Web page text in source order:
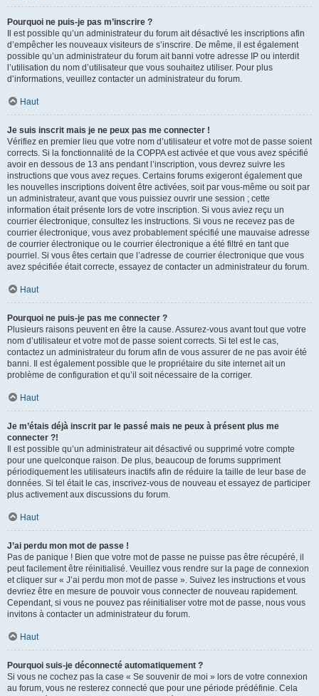
Pourquoi ne puis-je pas m’inscrire ?
Il est possible qu’un administrateur du forum ait désactivé les inscriptions afin
d’empêcher les nouveaux visiteurs de s’inscrire. De même, il est également
possible qu’un administrateur du forum ait banni votre adresse IP ou interdit
l’utilisation du nom d’utilisateur que vous souhaitez utiliser. Pour plus
d’informations, veuillez contacter un administrateur du forum.
Haut
Je suis inscrit mais je ne peux pas me connecter !
Vérifiez en premier lieu que votre nom d’utilisateur et votre mot de passe soient
corrects. Si la fonctionnalité de la COPPA est activée et que vous avez spécifié
avoir en dessous de 13 ans pendant l’inscription, vous devrez suivre les
instructions que vous avez reçues. Certains forums exigeront également que
les nouvelles inscriptions doivent être activées, soit par vous-même ou soit par
un administrateur, avant que vous puissiez ouvrir une session ; cette
information était présente lors de votre inscription. Si vous aviez reçu un
courrier électronique, consultez les instructions. Si vous ne recevez pas de
courrier électronique, vous avez probablement spécifié une mauvaise adresse
de courrier électronique ou le courrier électronique a été filtré en tant que
pourriel. Si vous êtes certain que l’adresse de courrier électronique que vous
avez spécifiée était correcte, essayez de contacter un administrateur du forum.
Haut
Pourquoi ne puis-je pas me connecter ?
Plusieurs raisons peuvent en être la cause. Assurez-vous avant tout que votre
nom d’utilisateur et votre mot de passe soient corrects. Si tel est le cas,
contactez un administrateur du forum afin de vous assurer de ne pas avoir été
banni. Il est également possible que le propriétaire du site internet ait un
problème de configuration et qu’il soit nécessaire de la corriger.
Haut
Je m’étais déjà inscrit par le passé mais ne peux à présent plus me
connecter ?!
Il est possible qu’un administrateur ait désactivé ou supprimé votre compte
pour une quelconque raison. De plus, beaucoup de forums suppriment
périodiquement les utilisateurs inactifs afin de réduire la taille de leur base de
données. Si tel était le cas, inscrivez-vous de nouveau et essayez de participer
plus activement aux discussions du forum.
Haut
J’ai perdu mon mot de passe !
Pas de panique ! Bien que votre mot de passe ne puisse pas être récupéré, il
peut facilement être réinitialisé. Veuillez vous rendre sur la page de connexion
et cliquer sur « J’ai perdu mon mot de passe ». Suivez les instructions et vous
devriez être en mesure de pouvoir vous connecter de nouveau rapidement.
Cependant, si vous ne pouvez pas réinitialiser votre mot de passe, nous vous
invitons à contacter un administrateur du forum.
Haut
Pourquoi suis-je déconnecté automatiquement ?
Si vous ne cochez pas la case « Se souvenir de moi » lors de votre connexion
au forum, vous ne resterez connecté que pour une période prédéfinie. Cela